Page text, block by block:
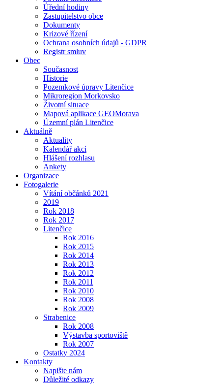
Úřední hodiny
Zastupitelstvo obce
Dokumenty
Krizové řízení
Ochrana osobních údajů - GDPR
Registr smluv
Obec
Současnost
Historie
Pozemkové úpravy Litenčice
Mikroregion Morkovsko
Životní situace
Mapová aplikace GEOMorava
Územní plán Litenčice
Aktuálně
Aktuality
Kalendář akcí
Hlášení rozhlasu
Ankety
Organizace
Fotogalerie
Vítání občánků 2021
2019
Rok 2018
Rok 2017
Litenčice
Rok 2016
Rok 2015
Rok 2014
Rok 2013
Rok 2012
Rok 2011
Rok 2010
Rok 2008
Rok 2009
Strabenice
Rok 2008
Výstavba sportoviště
Rok 2007
Ostatky 2024
Kontakty
Napište nám
Důležité odkazy